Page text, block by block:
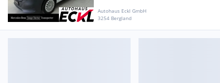
Autohaus Eckl GmbH
3254 Bergland